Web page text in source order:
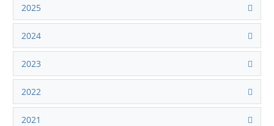
2025
2024
2023
2022
2021